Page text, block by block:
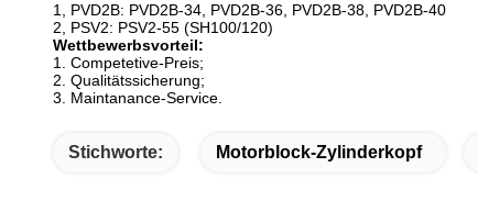
1, PVD2B: PVD2B-34, PVD2B-36, PVD2B-38, PVD2B-40
2, PSV2: PSV2-55 (SH100/120)
Wettbewerbsvorteil:
1. Competetive-Preis;
2. Qualitätssicherung;
3. Maintanance-Service.
Stichworte: Motorblock-Zylinderkopf